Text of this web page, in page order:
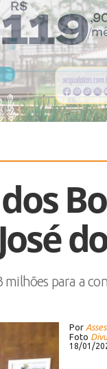
para a
Por
Foto
18/01/